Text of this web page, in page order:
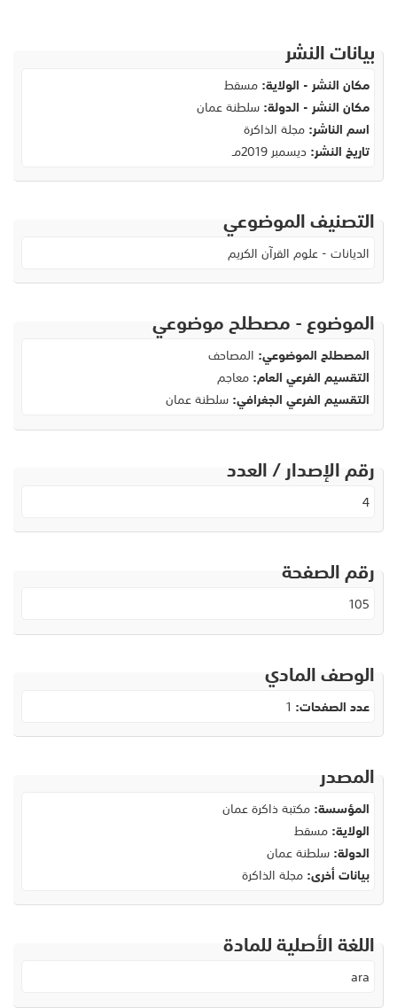
بيانات النشر
مكان النشر - الولاية:مسقط
مكان النشر - الدولة:سلطنة عمان
اسم الناشر:مجلة الذاكرة
تاريخ النشر: ديسمبر 2019مـ
التصنيف الموضوعي
الديانات - علوم القرآن الكريم
الموضوع - مصطلح موضوعي
المصطلح الموضوعي: المصاحف
التقسيم الفرعي العام:معاجم
التقسيم الفرعي الجغرافي:سلطنة عمان
رقم الإصدار / العدد
4
رقم الصفحة
105
الوصف المادي
عدد الصفحات: 1
المصدر
المؤسسة:مكتبة ذاكرة عمان
الولاية:مسقط
الدولة:سلطنة عمان
بيانات أخرى:مجلة الذاكرة
اللغة الأصلية للمادة
ara